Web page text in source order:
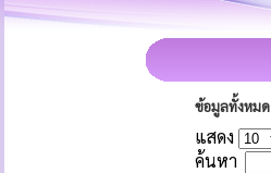
ข้อมูลทั้งหมด
แสดง
ค้นหา